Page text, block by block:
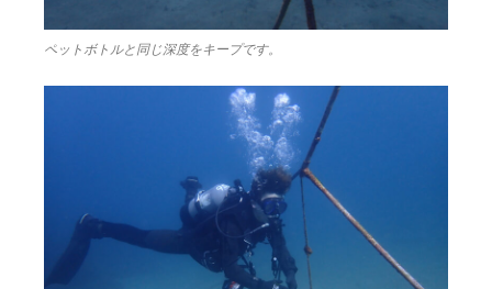
ペットボトルと同じ深度をキープです。